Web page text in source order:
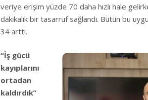
veriye erişim yüzde 70 daha hızlı hale
dakikalık bir tasarruf sağlandı. Bütün bu
34 arttı.
“İş gücü
kayıplarını
ortadan
kaldırdık”